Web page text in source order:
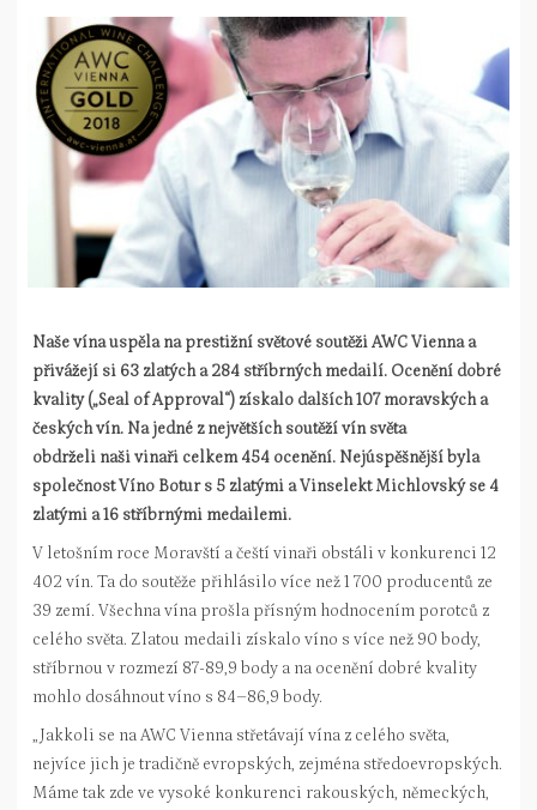
Naše vína uspěla na prestižní světové soutěži AWC Vienna a
přivážejí si 63 zlatých a 284 stříbrných medailí. Ocenění dobré
kvality („Seal of Approval“) získalo dalších 107 moravských a
českých vín. Na jedné z největších soutěží vín světa
obdrželi naši vinaři celkem 454 ocenění. Nejúspěšnější byla
společnost Víno Botur s 5 zlatými a Vinselekt Michlovský se 4
zlatými a 16 stříbrnými medailemi.
V letošním roce Moravští a čeští vinaři obstáli v konkurenci 12
402 vín. Ta do soutěže přihlásilo více než 1 700 producentů ze
39 zemí. Všechna vína prošla přísným hodnocením porotců z
celého světa. Zlatou medaili získalo víno s více než 90 body,
stříbrnou v rozmezí 87-89,9 body a na ocenění dobré kvality
mohlo dosáhnout víno s 84–86,9 body.
„Jakkoli se na AWC Vienna střetávají vína z celého světa,
nejvíce jich je tradičně evropských, zejména středoevropských.
Máme tak zde ve vysoké konkurenci rakouských, německých,